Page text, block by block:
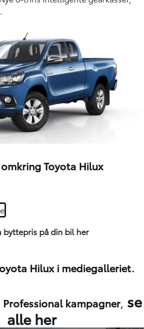
Toyota Hilux
byttepris på din bil her
Hilux i mediegalleriet.
kampagner, se
alle her